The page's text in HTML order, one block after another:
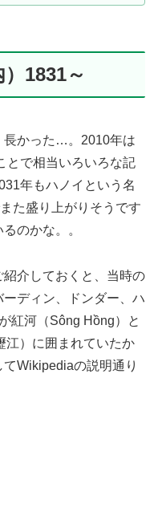
1831～
長かった…。2010年は
とで相当いろいろな記
年もハノイという名
た盛り上がりそうです
のかな。。
介しておくと、当時の
ディン、ドンダー、ハ
紅河（Sông Hồng）と
江）に囲まれていたか
Wikipediaの説明通り